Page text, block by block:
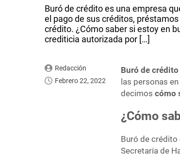
Buró de crédito es una empresa
el pago de sus créditos,
crédito. ¿Cómo saber si estoy en
crediticia autorizada por […]
Redacción
Febrero 22, 2022
Buró de
las personas
decimos cómo
¿Cómo
Buró de
Secretaría de